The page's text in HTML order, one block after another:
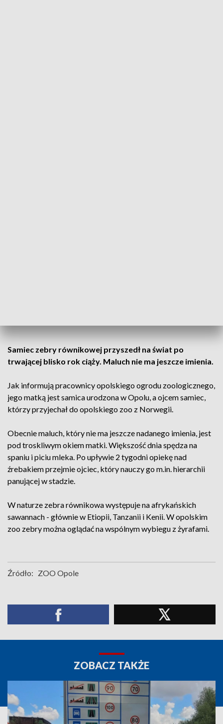
Samiec zebry równikowej przyszedł na świat po
trwającej blisko rok ciąży. Maluch nie ma jeszcze imienia.
Jak informują pracownicy opolskiego ogrodu zoologicznego,
jego matką jest samica urodzona w Opolu, a ojcem samiec,
którzy przyjechał do opolskiego zoo z Norwegii.
Obecnie maluch, który nie ma jeszcze nadanego imienia, jest
pod troskliwym okiem matki. Większość dnia spędza na
spaniu i piciu mleka. Po upływie 2 tygodni opiekę nad
źrebakiem przejmie ojciec, który nauczy go m.in. hierarchii
panującej w stadzie.
W naturze zebra równikowa występuje na afrykańskich
sawannach - głównie w Etiopii, Tanzanii i Kenii. W opolskim
zoo zebry można oglądać na wspólnym wybiegu z żyrafami.
Źródło: ZOO Opole
ZOBACZ TAKŻE